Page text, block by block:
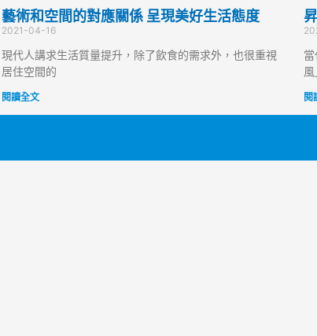
藝術和空間的對應關係 呈現美好生活態度
2021-04-16
現代人講求生活質量提升，除了飲食的需求外，也很重視
居住空間的
閱讀全文 閱